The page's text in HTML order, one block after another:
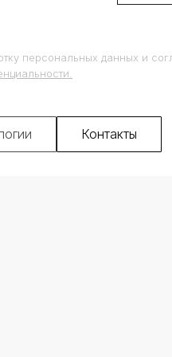
персональных данных и
Контакты